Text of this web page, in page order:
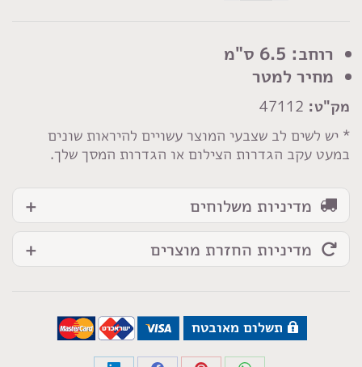
רוחב: 6.5 ס"מ
מחיר למטר
מק"ט:
* יש לשים לב שצבעי המוצר עשויים להיראות שונים
במעט עקב הגדרות הצילום או הגדרות המסך שלך.
צבעוני
רחב
מדיניות משלוחים
מדיניות החזרת מוצרים
תשלום מאובטח